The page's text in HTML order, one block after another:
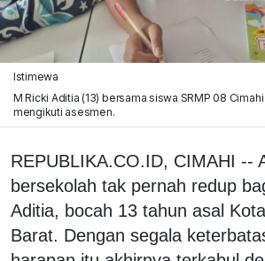
Istimewa
M Ricki Aditia (13) bersama siswa SRMP 08
mengikuti asesmen.
REPUBLIKA.CO.ID, CIMAHI --
bersekolah tak pernah redup
Aditia, bocah 13 tahun asal
Barat. Dengan segala